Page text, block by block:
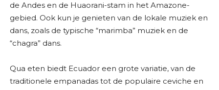
de Andes en de Huaorani-stam in het Amazone-
gebied. Ook kun je genieten van de lokale muziek en
dans, zoals de typische “marimba” muziek en de
“chagra” dans.
Qua eten biedt Ecuador een grote variatie, van de
traditionele empanadas tot de populaire ceviche en